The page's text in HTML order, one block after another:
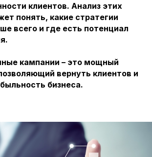
клиентов. Анализ этих
понять, какие стратегии
всего и где есть потенциал
кампании – это мощный
вернуть клиентов и
бизнеса.